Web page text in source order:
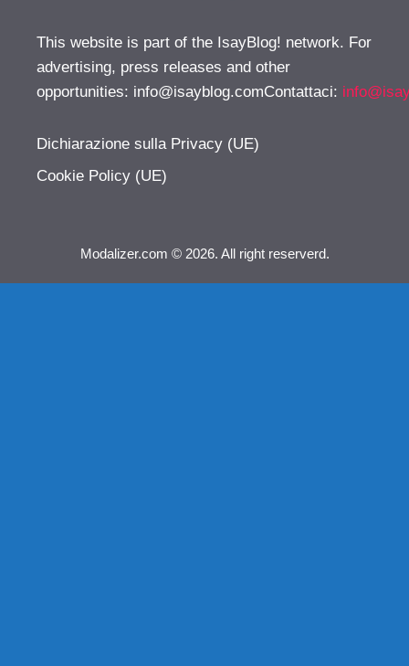
This website is part of the IsayBlog! network. For
advertising, press releases and other
opportunities: info@isayblog.comContattaci:
Dichiarazione sulla Privacy (UE)
Cookie Policy (UE)
Modalizer.com © 2026. All right reserverd.